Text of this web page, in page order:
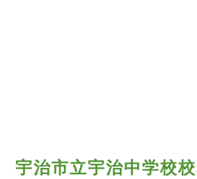
宇治市立宇治中学校